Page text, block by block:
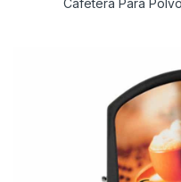
Cafetera Para